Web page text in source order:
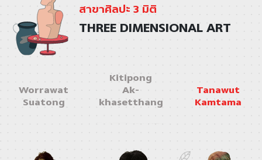
สาขาศิลปะ 3 มิติ
THREE DIMENSIONAL ART
Worrawat
Suatong
Kitipong
Ak-
khasetthang
Tanawut
Kamtama